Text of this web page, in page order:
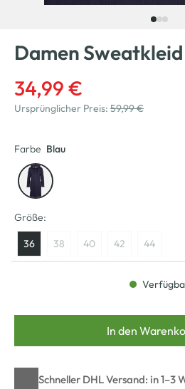
Damen
34,99 €
Ursprünglicher Preis: 59,99 €
Farbe Blau
Größe:
36 38 40 42 44
In den
Schneller DHL Versand: in 1–3